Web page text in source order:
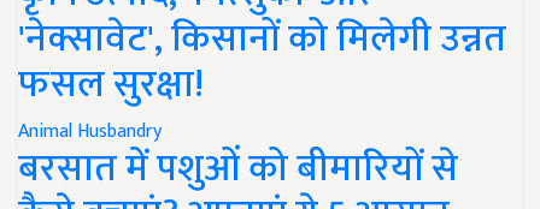
'नेक्सावेट', किसानों को मिलेगी उन्नत
फसल सुरक्षा!
Animal Husbandry
बरसात में पशुओं को बीमारियों से